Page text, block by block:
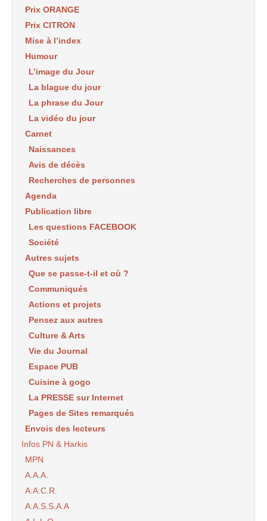
Prix ORANGE
Prix CITRON
Mise à l’index
Humour
L’image du Jour
La blague du jour
La phrase du Jour
La vidéo du jour
Carnet
Naissances
Avis de décès
Recherches de personnes
Agenda
Publication libre
Les questions FACEBOOK
Société
Autres sujets
Que se passe-t-il et où ?
Communiqués
Actions et projets
Pensez aux autres
Culture & Arts
Vie du Journal
Espace PUB
Cuisine à gogo
La PRESSE sur Internet
Pages de Sites remarqués
Envois des lecteurs
Infos PN & Harkis
MPN
A.A.A.
A.A.C.R.
A.A.S.S.A.A